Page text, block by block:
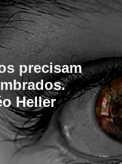
precisam
Heller